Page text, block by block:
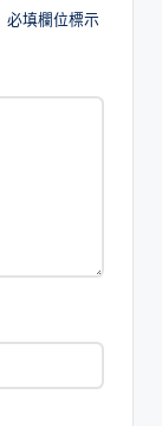
必填欄位標示